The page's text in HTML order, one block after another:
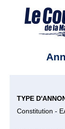
TYPE
Constitution -